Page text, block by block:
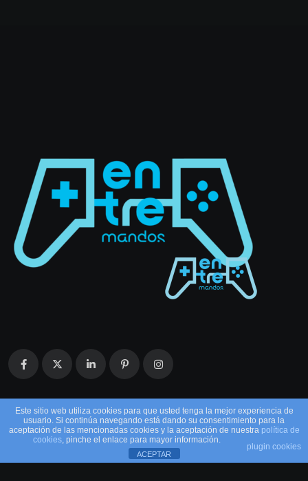
© 2026 EntreMandos. Todos los derechos
Este sitio web utiliza cookies para que usted tenga la mejor experiencia de
usuario. Si continúa navegando está dando su consentimiento para la
aceptación de las mencionadas cookies y la aceptación de nuestra política de
cookies, pinche el enlace para mayor información.
plugin cookies
ACEPTAR